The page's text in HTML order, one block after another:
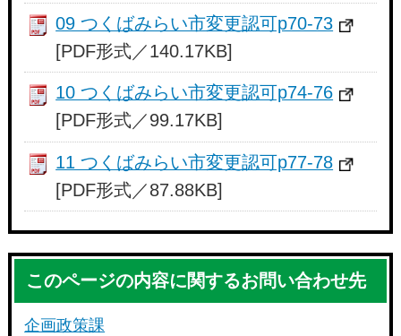
09 つくばみらい市変更認可p70-73
[PDF形式／140.17KB]
10 つくばみらい市変更認可p74-76
[PDF形式／99.17KB]
11 つくばみらい市変更認可p77-78
[PDF形式／87.88KB]
このページの内容に関するお問い合わせ先
企画政策課